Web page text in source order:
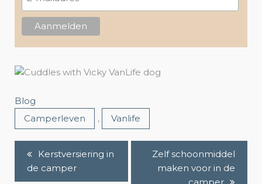
Blog
Camperleven
, Vanlife
B
Kerstversiering in
de camper
Zelf schoonmiddel
maken voor in de